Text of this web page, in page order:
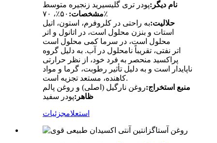
نام دیگر:پودر تری گلیسیرید زنجیره متوسط
مشخصات:۵۰٪، ۷۰٪
حلالیت:به راحتی در کلروفرم، استون، اتیل
استات و بنزن محلول است، در اتانول و اتر
محلول است، در سرما کمی محلول است
اتر نفتی، تقریباً نامحلول در آب. به دلیل گروه
پراکسید منحصر به فرد خود، از نظر حرارتی
ناپایدار است و به دلیل تأثیر رطوبت، گرما و مواد
کاهنده، مستعد تجزیه است.
منبع استخراج:روغن نارگیل (اصلی) و روغن پالم
ظاهر:پودر سفید
استعلامجزئیات